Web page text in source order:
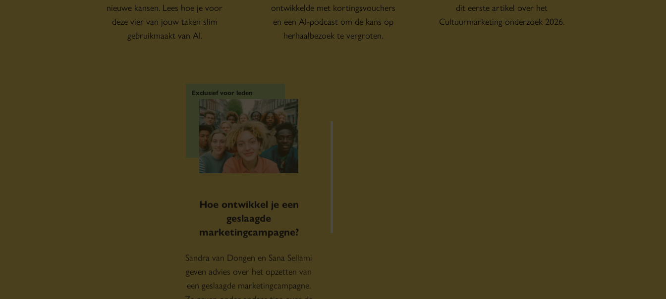
nieuwe kansen. Lees hoe je voor
deze vier van jouw taken slim
gebruikmaakt van AI.
ontwikkelde met kortingsvouchers
en een AI-podcast om de kans op
herhaalbezoek te vergroten.
dit eerste artikel over het
Cultuurmarketing onderzoek 2026.
geslaagde
marketingcampagne?
Sandra van Dongen en Sana Sellami
geven advies over het opzetten van
een geslaagde marketingcampagne.
Ze geven onder andere tips over de
eerste stappen en hoe je tot een